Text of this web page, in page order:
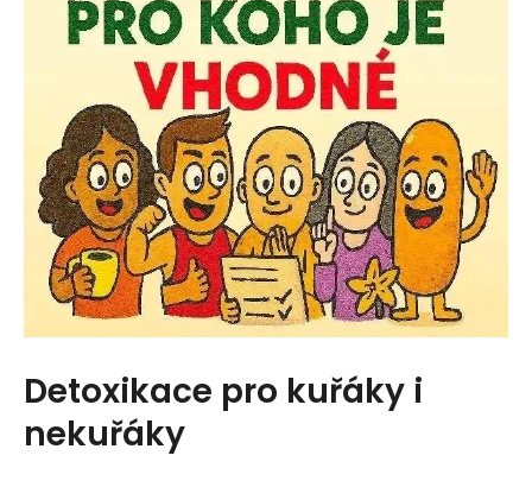
Detoxikace pro kuřáky i
nekuřáky